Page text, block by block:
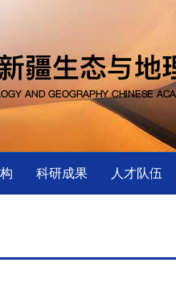
科研成果 人才队伍